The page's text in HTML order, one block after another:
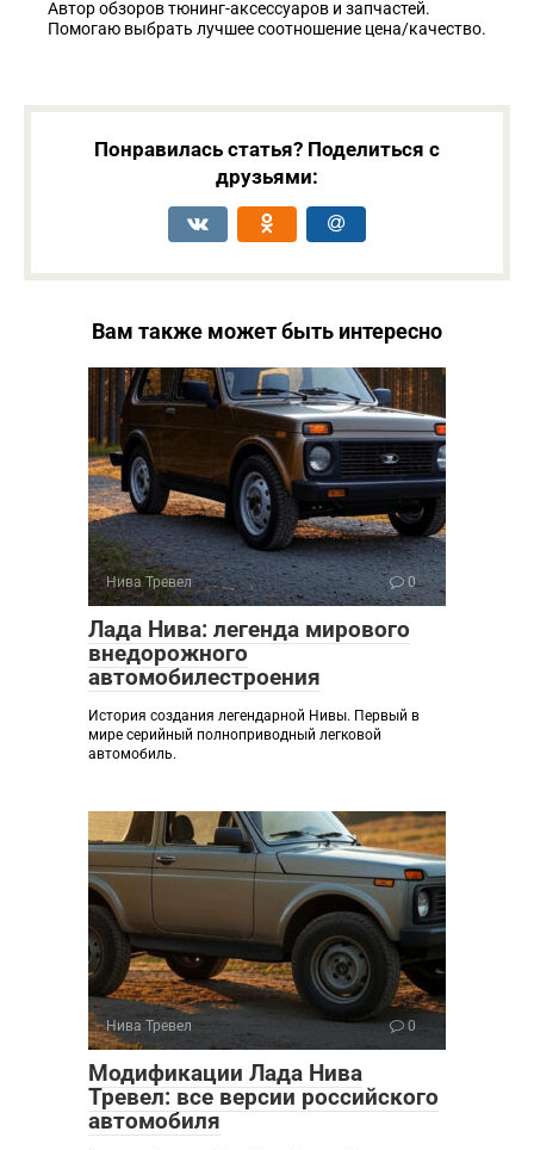
Автор обзоров тюнинг-аксессуаров и запчастей.
Помогаю выбрать лучшее соотношение цена/качество.
Понравилась статья? Поделиться с
друзьями:
Вам также может быть интересно
Нива Тревел 0
Лада Нива: легенда мирового
внедорожного
автомобилестроения
История создания легендарной Нивы. Первый в
мире серийный полноприводный легковой
автомобиль.
Нива Тревел 0
Модификации Лада Нива
Тревел: все версии российского
автомобиля